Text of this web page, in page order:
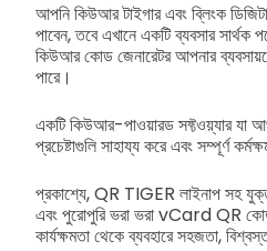
আপনি কিউআর টাইগার এবং ব্লিংক
পাবেন, তবে এখানে একটি ব্যবসার সার্থক
কিউআর কোড জেনারেটর আপনার
পারে।
একটি কিউআর-পাওয়ারড সফ্টওয়্যার যা
প্রচেষ্টাগুলি সাহায্য করে এবং সম্পূর্ণ
প্রকাশ্যে, QR TIGER লাইনাপ সহ যুক্ত
এবং পুরোপুরি ভরা ভরা vCard QR
কার্যক্ষমতা থেকে ব্যবহারে সহজতা,